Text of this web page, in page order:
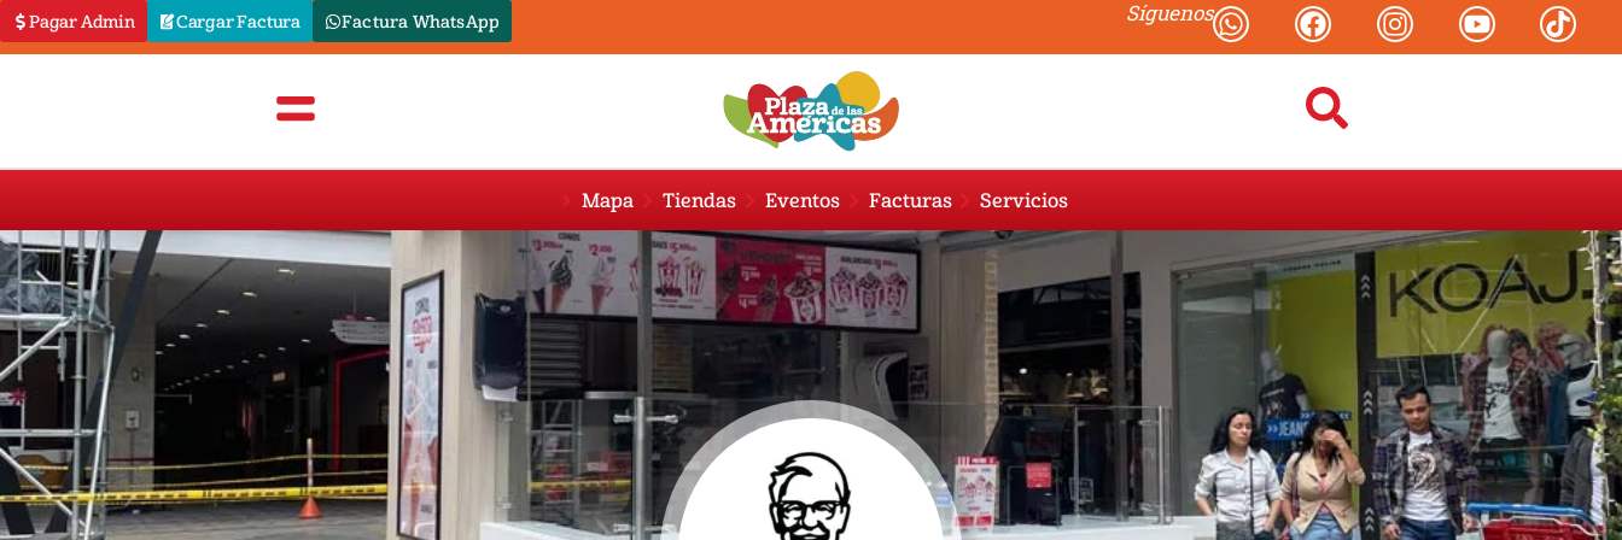
Pagar Admin Cargar Factura Factura WhatsApp Síguenos
Mapa Tiendas Eventos Facturas Servicios